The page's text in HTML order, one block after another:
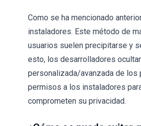
Como se ha mencionado
instaladores. Este método de
usuarios suelen precipitarse y
esto, los desarrolladores
personalizada/avanzada de
permisos a los instaladores
comprometen su privacidad.